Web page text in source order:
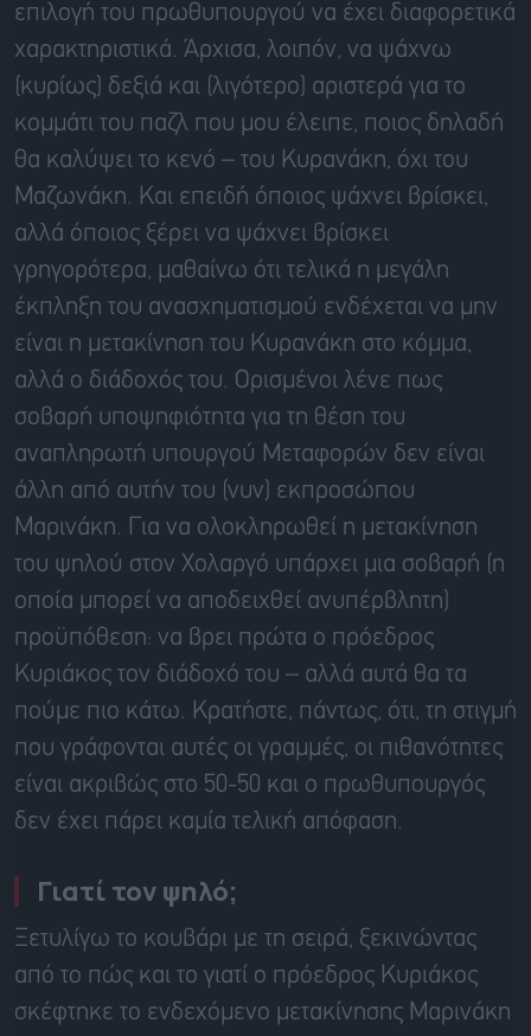
επιλογή του πρωθυπουργού να έχει διαφορετικά
χαρακτηριστικά. Άρχισα, λοιπόν, να ψάχνω
(κυρίως) δεξιά και (λιγότερο) αριστερά για το
κομμάτι του παζλ που μου έλειπε, ποιος δηλαδή
θα καλύψει το κενό – του Κυρανάκη, όχι του
Μαζωνάκη. Και επειδή όποιος ψάχνει βρίσκει,
αλλά όποιος ξέρει να ψάχνει βρίσκει
γρηγορότερα, μαθαίνω ότι τελικά η μεγάλη
έκπληξη του ανασχηματισμού ενδέχεται να μην
είναι η μετακίνηση του Κυρανάκη στο κόμμα,
αλλά ο διάδοχός του. Ορισμένοι λένε πως
σοβαρή υποψηφιότητα για τη θέση του
αναπληρωτή υπουργού Μεταφορών δεν είναι
άλλη από αυτήν του (νυν) εκπροσώπου
Μαρινάκη. Για να ολοκληρωθεί η μετακίνηση
του ψηλού στον Χολαργό υπάρχει μια σοβαρή (η
οποία μπορεί να αποδειχθεί ανυπέρβλητη)
προϋπόθεση: να βρει πρώτα ο πρόεδρος
Κυριάκος τον διάδοχό του – αλλά αυτά θα τα
πούμε πιο κάτω. Κρατήστε, πάντως, ότι, τη στιγμή
που γράφονται αυτές οι γραμμές, οι πιθανότητες
είναι ακριβώς στο 50-50 και ο πρωθυπουργός
δεν έχει πάρει καμία τελική απόφαση.
Γιατί τον ψηλό;
Ξετυλίγω το κουβάρι με τη σειρά, ξεκινώντας
από το πώς και το γιατί ο πρόεδρος Κυριάκος
σκέφτηκε το ενδεχόμενο μετακίνησης Μαρινάκη